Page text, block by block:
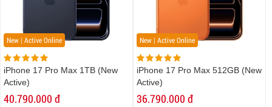
New | Active Online
iPhone 17 Pro Max 1TB (New
Active)
40.790.000 đ
New | Active Online
iPhone 17 Pro Max 512GB (New
Active)
36.790.000 đ